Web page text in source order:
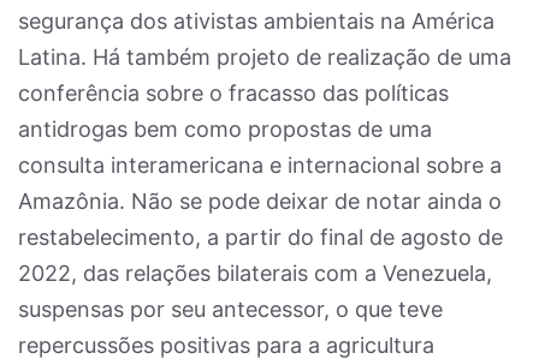
segurança dos ativistas ambientais na América
Latina. Há também projeto de realização de uma
conferência sobre o fracasso das políticas
antidrogas bem como propostas de uma
consulta interamericana e internacional sobre a
Amazônia. Não se pode deixar de notar ainda o
restabelecimento, a partir do final de agosto de
2022, das relações bilaterais com a Venezuela,
suspensas por seu antecessor, o que teve
repercussões positivas para a agricultura